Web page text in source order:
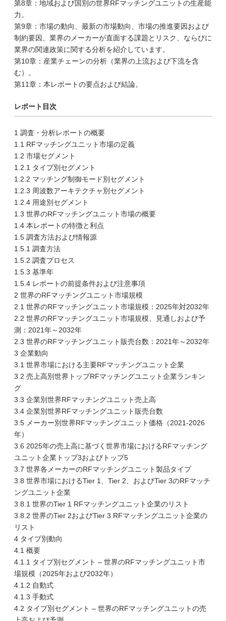
第8章：地域および国別の世界RFマッチングユニットの生産能
力。
第9章：市場の動向、最新の市場動向、市場の推進要因および
制約要因、業界のメーカーが直面する課題とリスク、ならびに
業界の関連政策に関する分析を紹介しています。
第10章：産業チェーンの分析（業界の上流および下流を含
む）。
第11章：本レポートの要点および結論。
レポート目次
1 調査・分析レポートの概要
1.1 RFマッチングユニット市場の定義
1.2 市場セグメント
1.2.1 タイプ別セグメント
1.2.2 マッチング制御モード別セグメント
1.2.3 周波数アーキテクチャ別セグメント
1.2.4 用途別セグメント
1.3 世界のRFマッチングユニット市場の概要
1.4 本レポートの特徴と利点
1.5 調査方法および情報源
1.5.1 調査方法
1.5.2 調査プロセス
1.5.3 基準年
1.5.4 レポートの前提条件および注意事項
2 世界のRFマッチングユニット市場規模
2.1 世界のRFマッチングユニット市場規模：2025年対2032年
2.2 世界のRFマッチングユニット市場規模、見通しおよび予
測：2021年～2032年
2.3 世界のRFマッチングユニット販売台数：2021年～2032年
3 企業動向
3.1 世界市場における主要RFマッチングユニット企業
3.2 売上高別世界トップRFマッチングユニット企業ランキン
グ
3.3 企業別世界RFマッチングユニット売上高
3.4 企業別世界RFマッチングユニット販売台数
3.5 メーカー別世界RFマッチングユニット価格（2021-2026
年）
3.6 2025年の売上高に基づく世界市場におけるRFマッチング
ユニット企業トップ3およびトップ5
3.7 世界各メーカーのRFマッチングユニット製品タイプ
3.8 世界市場におけるTier 1、Tier 2、およびTier 3のRFマッチ
ングユニット企業
3.8.1 世界のTier 1 RFマッチングユニット企業のリスト
3.8.2 世界のTier 2およびTier 3 RFマッチングユニット企業の
リスト
4 タイプ別動向
4.1 概要
4.1.1 タイプ別セグメント – 世界のRFマッチングユニット市
場規模（2025年および2032年）
4.1.2 自動式
4.1.3 手動式
4.2 タイプ別セグメント – 世界のRFマッチングユニットの売